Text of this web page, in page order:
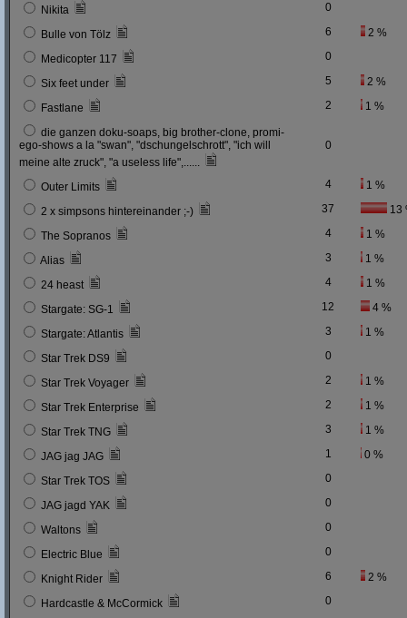
Nikita 0
Bulle von Tölz 6 2 %
Medicopter 117 0
Six feet under 5 2 %
Fastlane 2 1 %
die ganzen doku-soaps, big brother-clone, promi-
ego-shows a la "swan", "dschungelschrott", "ich will
meine alte zruck", "a useless life",......
0
Outer Limits 4 1 %
2 x simpsons hintereinander ;-) 37 13
The Sopranos 4 1 %
Alias 3 1 %
24 heast 4 1 %
Stargate: SG-1 12 4 %
Stargate: Atlantis 3 1 %
Star Trek DS9 0
Star Trek Voyager 2 1 %
Star Trek Enterprise 2 1 %
Star Trek TNG 3 1 %
JAG jag JAG 1 0 %
Star Trek TOS 0
JAG jagd YAK 0
Waltons 0
Electric Blue 0
Knight Rider 6 2 %
Hardcastle & McCormick 0